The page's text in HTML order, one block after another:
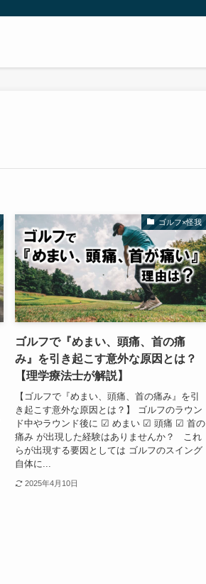
ゴルフ×怪我
ゴルフで『めまい、頭痛、首の痛
み』を引き起こす意外な原因とは？
【理学療法士が解説】
【ゴルフで『めまい、頭痛、首の痛み』を引
き起こす意外な原因とは？】 ゴルフのラウン
ド中やラウンド後に ☑ めまい ☑ 頭痛 ☑ 首の
痛み が出現した経験はありませんか？ これ
らが出現する要因としては ゴルフのスイング
自体に...
2025年4月10日